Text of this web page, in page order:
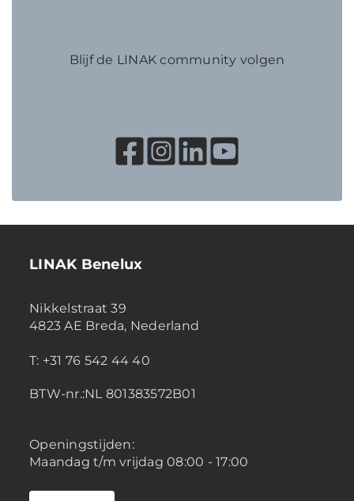
Blijf de LINAK community volgen
LINAK Benelux
Nikkelstraat 39
4823 AE Breda, Nederland
T: +31 76 542 44 40
BTW-nr.:NL 801383572B01
Openingstijden:
Maandag t/m vrijdag 08:00 - 17:00